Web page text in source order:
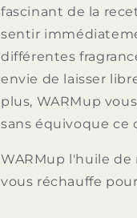
fascinant de la
sentir
différentes
envie de laisser
plus, WARMup
sans équivoque ce
WARMup l'huile
vous réchauffe